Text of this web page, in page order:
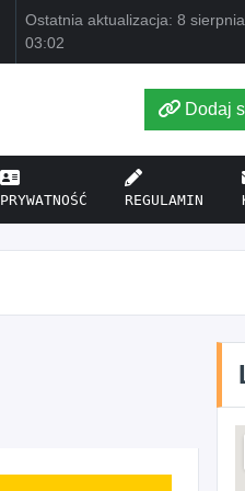
Ostatnia aktualizacja: 8
03:02
Dodaj
PRYWATNOŚĆ REGULAMIN